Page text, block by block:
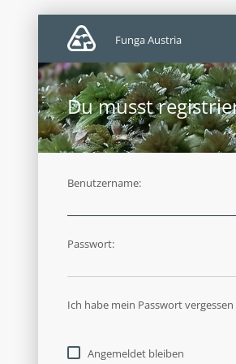
Funga Austria
Du musst
Benutzername:
Passwort:
Ich habe mein Passwort vergessen
Angemeldet bleiben